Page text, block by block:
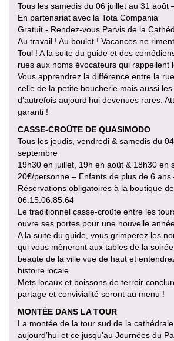
Tous les samedis du 06 juillet au 31 août
En partenariat avec la Tota Compania
Gratuit - Rendez-vous Parvis de la
Au travail ! Au boulot ! Vacances ne
Toul ! A la suite du guide et des
rues aux noms évocateurs qui rappellent
Vous apprendrez la différence entre la
celle de la petite boucherie mais aussi
d’autrefois aujourd’hui devenues rares.
garanti !
CASSE-CROÛTE DE QUASIMODO
Tous les jeudis, vendredi & samedis du
septembre
19h30 en juillet, 19h en août & 18h30 en
20€/personne – Enfants de plus de 6 ans
Réservations obligatoires à la boutique
06.15.06.85.64
Le traditionnel casse-croûte entre les
ouvre ses portes pour une nouvelle
A la suite du guide, vous grimperez les
qui vous mèneront aux tables de la
beauté de la ville vue de haut et
histoire locale.
Mets locaux et boissons de terroir
partage et convivialité seront au menu !
MONTÉE DANS LA TOUR
La montée de la tour sud de la
aujourd’hui et ce jusqu’au Journées du